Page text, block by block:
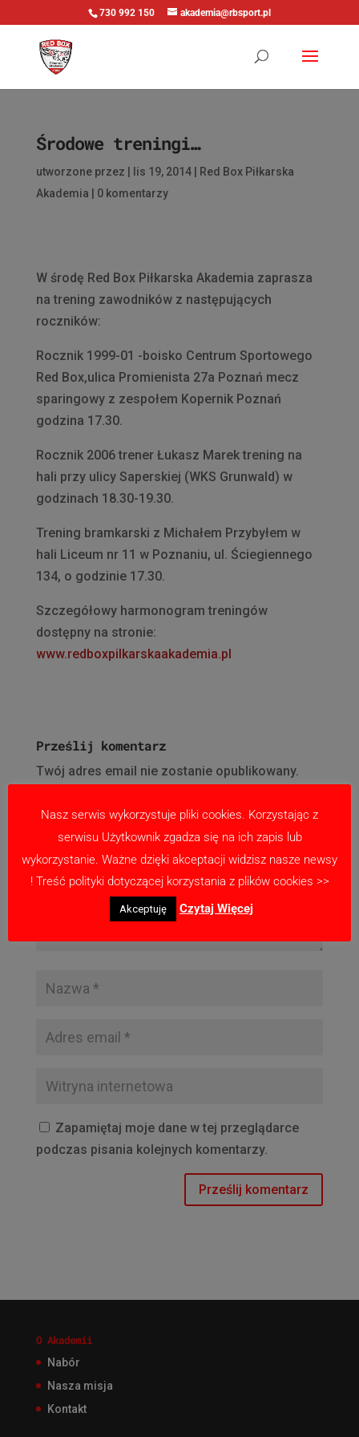
730 992 150 akademia@rbsport.pl
Środowe treningi…
utworzone przez lis 19, 2014|
Red Box Piłkarska
Akademia
0 komentarzy
W środę Red Box Piłkarska Akademia zaprasza
na trening zawodników z następujących
roczników:
Rocznik 1999-01 -boisko Centrum Sportowego
Red Box,ulica Promienista 27a Poznań mecz
sparingowy z zespołem Kopernik Poznań
godzina 17.30.
Rocznik 2006 trener Łukasz Marek trening na
hali przy ulicy Saperskiej (WKS Grunwald) w
godzinach 18.30-19.30.
Trening bramkarski z Michałem Przybyłem w
hali Liceum nr 11 w Poznaniu, ul. Ściegiennego
134, o godzinie 17.30.
Szczegółowy harmonogram treningów
dostępny na stronie:
www.redboxpilkarskaakademia.pl
Prześlij komentarz
Twój adres email nie zostanie opublikowany.
Zapamiętaj moje dane w tej przeglądarce
podczas pisania kolejnych komentarzy.
O Akademii
Nabór
Nasza misja
Kontakt
Nasz serwis wykorzystuje pliki cookies. Korzystając z
serwisu Użytkownik zgadza się na ich zapis lub
wykorzystanie. Ważne dzięki akceptacji widzisz nasze newsy
! Treść polityki dotyczącej korzystania z plików cookies >>
Akceptuję Czytaj Więcej